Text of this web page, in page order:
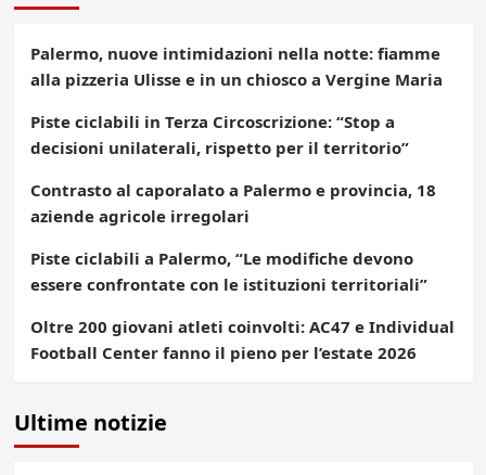
Palermo, nuove intimidazioni nella notte: fiamme
alla pizzeria Ulisse e in un chiosco a Vergine Maria
Piste ciclabili in Terza Circoscrizione: “Stop a
decisioni unilaterali, rispetto per il territorio”
Contrasto al caporalato a Palermo e provincia, 18
aziende agricole irregolari
Piste ciclabili a Palermo, “Le modifiche devono
essere confrontate con le istituzioni territoriali”
Oltre 200 giovani atleti coinvolti: AC47 e Individual
Football Center fanno il pieno per l’estate 2026
Ultime notizie